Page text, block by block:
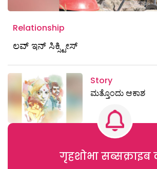
Relationship
ಲವ್ ಇನ್‌ ಸಿಕ್ಸ್ಟೀಸ್‌
Story
ಮತ್ತೊಂದು ಆಕಾಶ
गृहशोभा सब्सक्राइब